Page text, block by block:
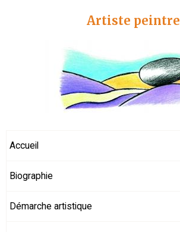
Artiste peintre
Accueil
Biographie
Démarche artistique